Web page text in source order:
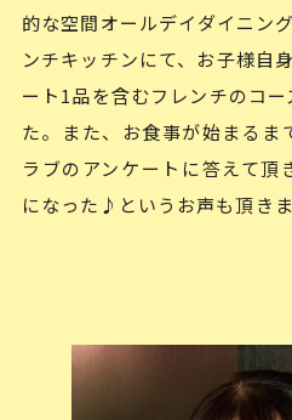
的な空間オールデイダイニン
ンチキッチンにて、お子様自
ート1品を含むフレンチのコ
た。また、お食事が始まるま
ラブのアンケートに答えて頂
になった♪というお声も頂きま